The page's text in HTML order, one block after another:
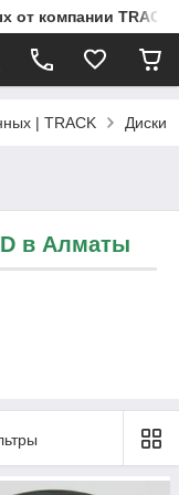
от компании TRACK
| TRACK Диски
в Алматы